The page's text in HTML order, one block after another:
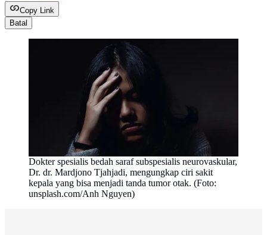
Copy Link
Batal
Dokter spesialis bedah saraf subspesialis neurovaskular,
Dr. dr. Mardjono Tjahjadi, mengungkap ciri sakit
kepala yang bisa menjadi tanda tumor otak. (Foto:
unsplash.com/Anh Nguyen)